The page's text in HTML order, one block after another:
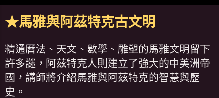
★馬雅與阿茲特克古文明
精通曆法、天文、數學、雕塑的馬雅文明留下
許多謎，阿茲特克人則建立了強大的中美洲帝
國，講師將介紹馬雅與阿茲特克的智慧與歷
史。